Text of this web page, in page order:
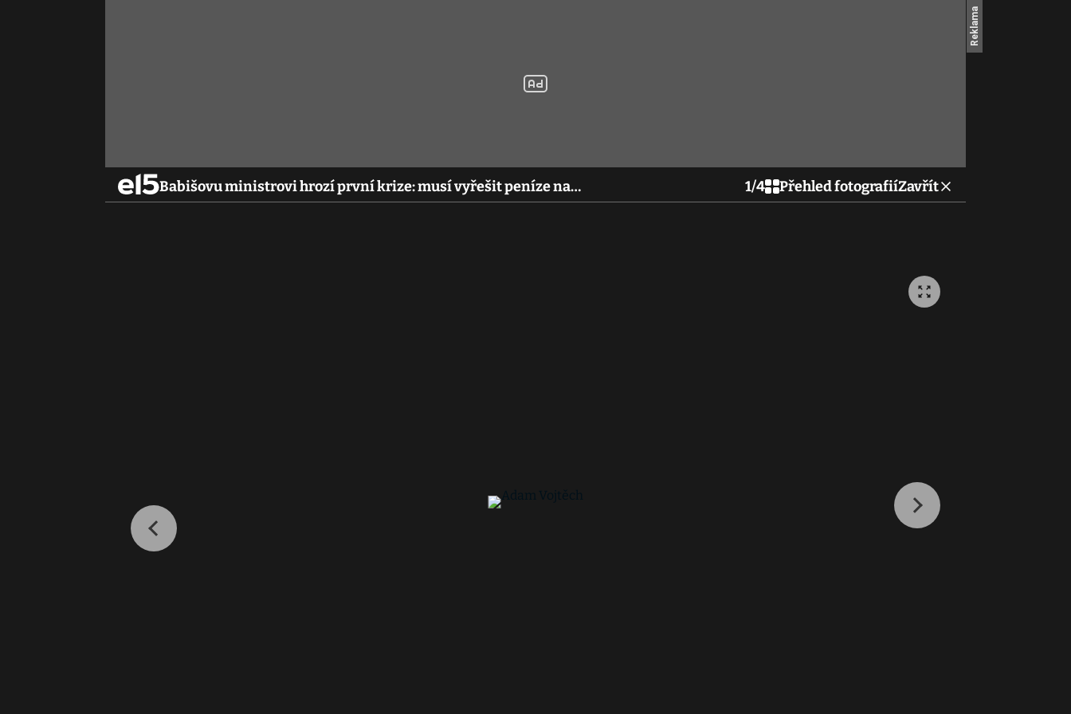
Babišovu ministrovi hrozí první krize: musí vyřešit peníze na… 1/4 Přehled fotografiíZavřít